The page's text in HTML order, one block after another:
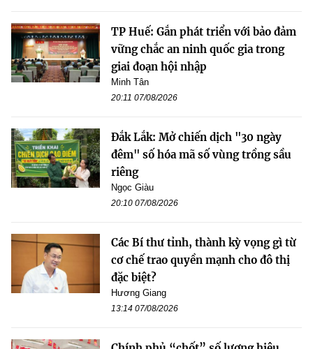
TP Huế: Gắn phát triển với bảo đảm
vững chắc an ninh quốc gia trong
giai đoạn hội nhập
Minh Tân
20:11 07/08/2026
Đắk Lắk: Mở chiến dịch "30 ngày
đêm" số hóa mã số vùng trồng sầu
riêng
Ngọc Giàu
20:10 07/08/2026
Các Bí thư tỉnh, thành kỳ vọng gì từ
cơ chế trao quyền mạnh cho đô thị
đặc biệt?
Hương Giang
13:14 07/08/2026